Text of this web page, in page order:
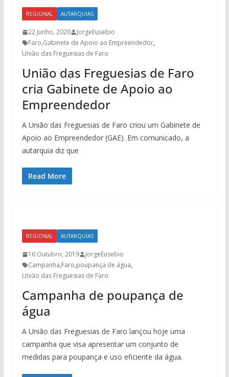
REGIONAL AUTARQUIAS
22 Junho, 2020
JorgeEusebio
Faro,Gabinete de Apoio ao Empreendedor,
União das Freguesias de Faro
União das Freguesias de Faro
cria Gabinete de Apoio ao
Empreendedor
A União das Freguesias de Faro criou um Gabinete de
Apoio ao Empreendedor (GAE). Em comunicado, a
autarquia diz que
Read More
REGIONAL AUTARQUIAS
16 Outubro, 2019
JorgeEusebio
Campanha,Faro,poupança de água,
União das Freguesias de Faro
Campanha de poupança de
água
A União das Freguesias de Faro lançou hoje uma
campanha que visa apresentar um conjunto de
medidas para poupança e uso eficiente da água.